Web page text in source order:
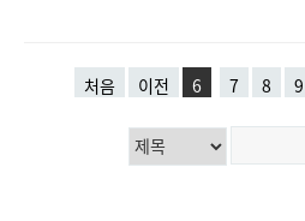
처음 이전 6 7 8 9